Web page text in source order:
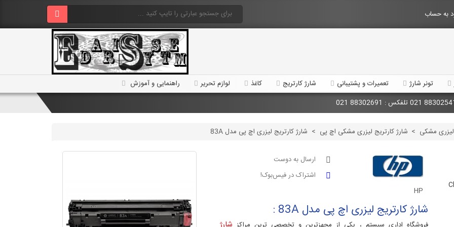
به حساب
تونر شارژ تعمیرات و پشتیبانی شارژ کارتریج کاغذ لوازم تحریر
راهنمایی و آموزش
لیزری مشکی > شارژ کارتریج لیزری مشکی اچ پی > شارژ کارتریج لیزری اچ پی مدل 83A
HP
ارسال به دوست
اشتراک در فیس‌بوک!
شارژ کارتریج لیزری اچ پی مدل 83A :